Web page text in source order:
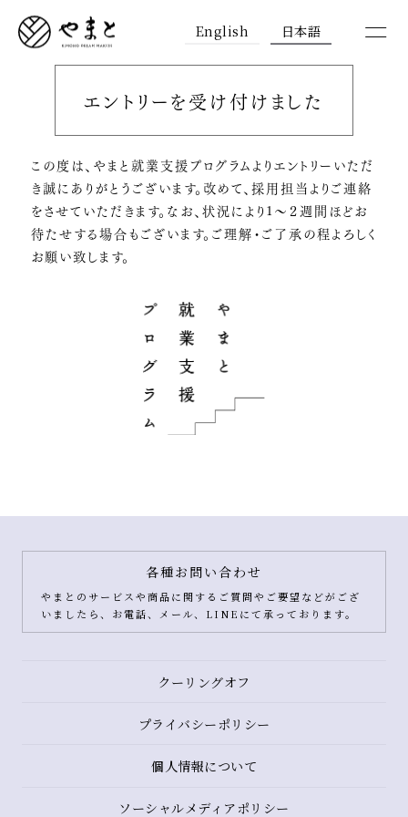
English 日本語
エントリーを受け付けました
この度は、やまと就業支援プログラムよりエントリーいただ
き誠にありがとうございます。改めて、採用担当よりご連絡
をさせていただきます。なお、状況により1〜２週間ほどお
待たせする場合もございます。ご理解・ご了承の程よろしく
お願い致します。
各種お問い合わせ
やまとのサービスや商品に関するご質問やご要望などがござ
いましたら、お電話、メール、LINEにて承っております。
クーリングオフ
プライバシーポリシー
個人情報について
ソーシャルメディアポリシー